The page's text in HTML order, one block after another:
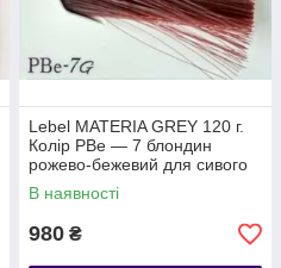
Lebel MATERIA GREY 120 г.
Колір PBe — 7 блондин
рожево-бежевий для сивого
волосся
В наявності
980 ₴